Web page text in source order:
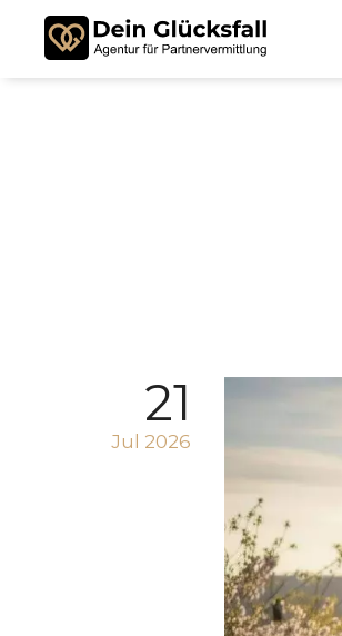
21
Jul 2026